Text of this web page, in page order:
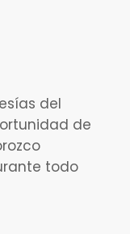
del
de
todo